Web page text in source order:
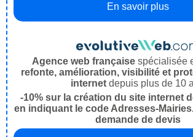
En savoir plus
Agence web françaisespécialisée
refonte, amélioration, visibilité et
internet depuis plus de 10
-10% sur la création du site internet
en indiquant le code Adresses-
demande de devis